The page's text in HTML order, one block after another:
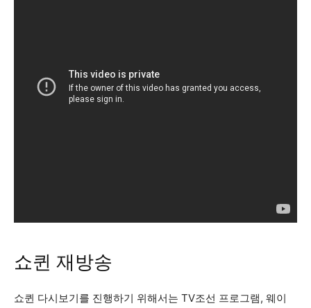
쇼퀸 재방송
쇼퀸 다시보기를 진행하기 위해서는 TV조선 프로그램, 웨이